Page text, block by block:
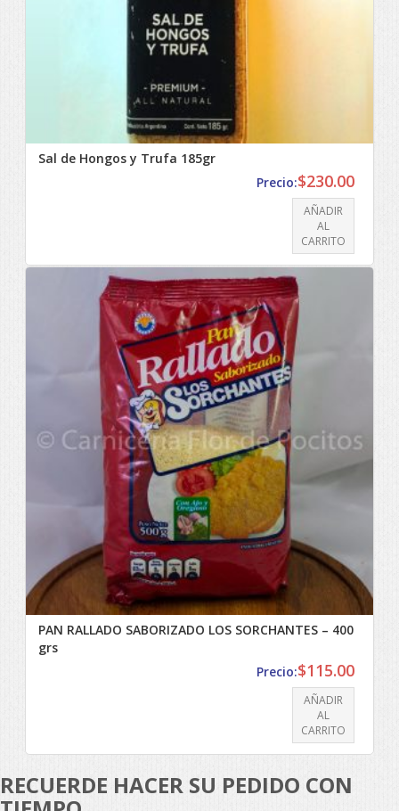
Sal de Hongos y Trufa 185gr
Precio:$230.00
AÑADIR
AL
CARRITO
PAN RALLADO SABORIZADO LOS SORCHANTES – 400
grs
Precio:$115.00
AÑADIR
AL
CARRITO
RECUERDE HACER SU PEDIDO CON